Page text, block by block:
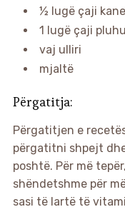
½ lugë çaji
1 lugë çaji
vaj ulliri
mjaltë
Përgatitja:
Përgatitjen e
përgatitni shpejt
poshtë. Për më
shëndetshme për
sasi të lartë të